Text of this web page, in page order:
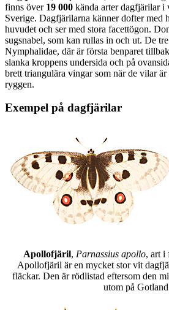
finns över 19 000 kända arter dagfjärilar i
Sverige. Dagfjärilarna känner dofter med
huvudet och ser med stora facettögon.
sugsnabel, som kan rullas in och ut. De
Nymphalidae, där är första benparet
slanka kroppens undersida och på
brett triangulära vingar som när de vilar
ryggen.
Exempel på dagfjärilar
Apollofjäril, Parnassius apollo, art i
Apollofjäril är en mycket stor vit
fläckar. Den är rödlistad eftersom den
utom på